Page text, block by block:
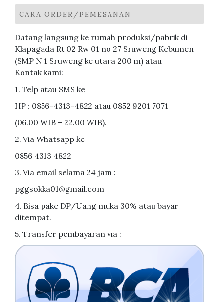
CARA ORDER/PEMESANAN
Datang langsung ke rumah produksi/pabrik di
Klapagada Rt 02 Rw 01 no 27 Sruweng Kebumen
(SMP N 1 Sruweng ke utara 200 m) atau
Kontak kami:
1. Telp atau SMS ke :
HP : 0856-4313-4822 atau 0852 9201 7071
(06.00 WIB – 22.00 WIB).
2. Via Whatsapp ke
0856 4313 4822
3. Via email selama 24 jam :
pggsokka01@gmail.com
4. Bisa pake DP/Uang muka 30% atau bayar
ditempat.
5. Transfer pembayaran via :